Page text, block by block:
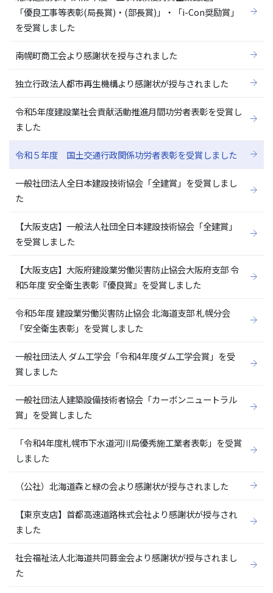
「優良工事等表彰(局長賞)・(部長賞)」・「i-Con奨励賞」
を受賞しました
南幌町商工会より感謝状を授与されました
独立行政法人都市再生機構より感謝状が授与されました
令和5年度建設業社会貢献活動推進月間功労者表彰を受賞し
ました
令和５年度 国土交通行政関係功労者表彰を受賞しました
一般社団法人全日本建設技術協会「全建賞」を受賞しまし
た
【大阪支店】一般法人社団全日本建設技術協会「全建賞」
を受賞しました
【大阪支店】大阪府建設業労働災害防止協会大阪府支部 令
和5年度 安全衛生表彰『優良賞』を受賞しました
令和5年度 建設業労働災害防止協会 北海道支部 札幌分会
「安全衛生表彰」を受賞しました
一般社団法人 ダム工学会「令和4年度ダム工学会賞」を受
賞しました
一般社団法人建築設備技術者協会「カーボンニュートラル
賞」を受賞しました
「令和4年度札幌市下水道河川局優秀施工業者表彰」を受賞
しました
（公社）北海道森と緑の会より感謝状が授与されました
【東京支店】首都高速道路株式会社より感謝状が授与され
ました
社会福祉法人北海道共同募金会より感謝状が授与されまし
た